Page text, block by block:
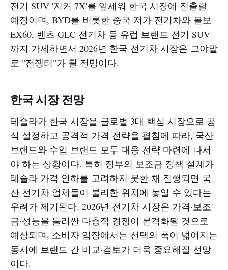
전기 SUV '지커 7X'를 앞세워 한국 시장에 진출할
예정이며, BYD를 비롯한 중국 저가 전기차와 볼보
EX60, 벤츠 GLC 전기차 등 유럽 브랜드 전기 SUV
까지 가세하면서 2026년 한국 전기차 시장은 그야말
로 "전쟁터"가 될 전망이다.
한국 시장 전망
테슬라가 한국 시장을 글로벌 3대 핵심 시장으로 공
식 설정하고 공격적 가격 전략을 펼침에 따라, 국산
브랜드와 수입 브랜드 모두 대응 전략 마련에 나서
야 하는 상황이다. 특히 정부의 보조금 정책 설계가
테슬라 가격 인하를 고려하지 못한 채 진행되면 국
산 전기차 업체들이 불리한 위치에 놓일 수 있다는
우려가 제기된다. 2026년 전기차 시장은 가격·보조
금·성능을 둘러싼 다층적 경쟁이 본격화될 것으로
예상되며, 소비자 입장에서는 선택의 폭이 넓어지는
동시에 브랜드 간 비교·검토가 더욱 중요해질 전망
이다.